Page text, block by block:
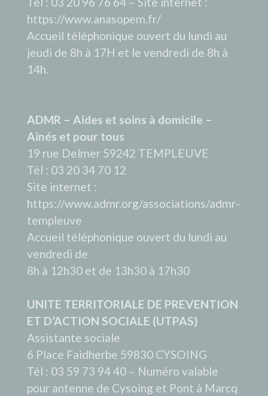
https://www.anasopem.fr/
Accueil téléphonique ouvert du lundi au
jeudi de 8h à 17H et le vendredi de 8h à
14h.
ADMR – Aides et soins à domicile –
Ainés et pour tous
19 rue Delmer 59242 TEMPLEUVE
Tél : 03 20 34 70 12
Site internet :
https://www.admr.org/associations/admr-
templeuve
Accueil téléphonique ouvert du lundi au
vendredi de
8h à 12h30 et de 13h30 à 17h30
UNITE TERRITORIALE DE PREVENTION
ET D’ACTION SOCIALE (UTPAS)
Assistante sociale
6 Place Faidherbe 59830 CYSOING
Tél : 03 59 73 94 40 – Numéro valable
pour antenne de Cysoing et Pont à Marcq